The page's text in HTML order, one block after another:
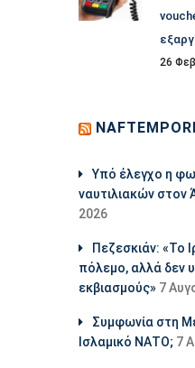
26
Υπό έλεγχο η
ναυτιλιακών στον
2026
Πεζεσκιάν: «Το
πόλεμο, αλλά δεν
εκβιασμούς» 7
Συμφωνία στη
Ισλαμικό ΝΑΤΟ; 7